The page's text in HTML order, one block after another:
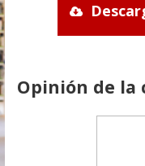
Opinión de la